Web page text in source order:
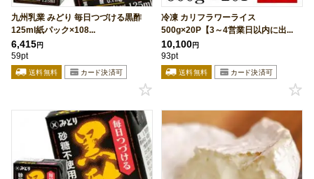
九州乳業 みどり 毎日つづける黒酢
125ml紙パック×108...
6,415円
59pt
冷凍 カリフラワーライス
500g×20P【3～4営業日以内に出...
10,100円
93pt